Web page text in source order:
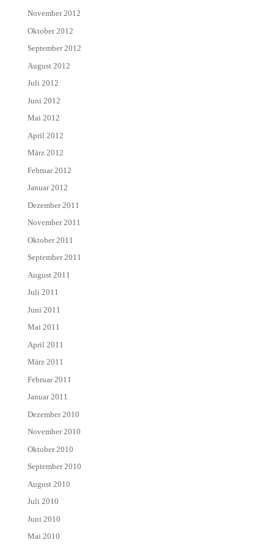
November 2012
Oktober 2012
September 2012
August 2012
Juli 2012
Juni 2012
Mai 2012
April 2012
März 2012
Februar 2012
Januar 2012
Dezember 2011
November 2011
Oktober 2011
September 2011
August 2011
Juli 2011
Juni 2011
Mai 2011
April 2011
März 2011
Februar 2011
Januar 2011
Dezember 2010
November 2010
Oktober 2010
September 2010
August 2010
Juli 2010
Juni 2010
Mai 2010